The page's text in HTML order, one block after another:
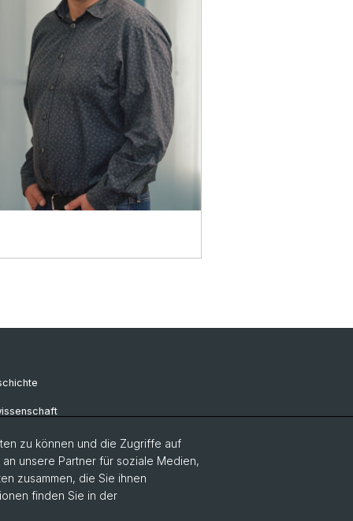
zu können und die Zugriffe auf
unsere Partner für soziale Medien,
zusammen, die Sie ihnen
finden Sie in der